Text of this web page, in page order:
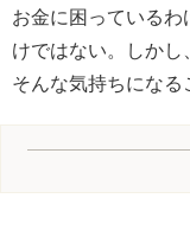
お金に困っている
けではない。しか
そんな気持ちになる